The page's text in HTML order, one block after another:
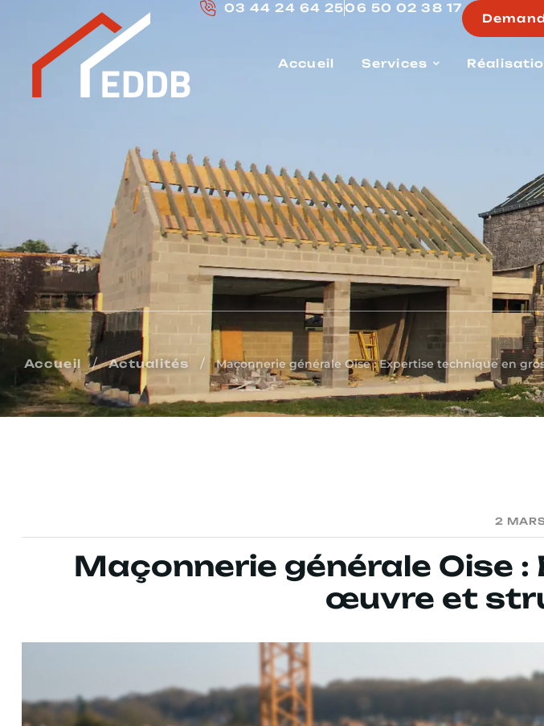
03 44 24 64 2506 50 02 38 17
Accueil Services
Accueil / Actualités / Maçonnerie générale Oise : Expertise technique en
2
Maçonnerie générale Oise
œuvre et